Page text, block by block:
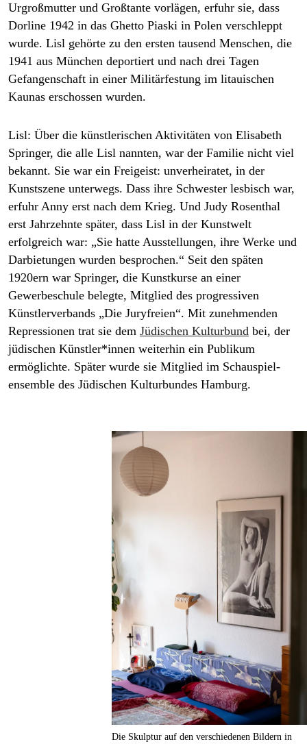
Urgroßmutter und ­Großtante vorlägen, erfuhr sie, dass
Dorline 1942 in das Ghetto Piaski in Polen verschleppt
wurde. Lisl gehörte zu den ­ersten tausend Menschen, die
1941 aus München deportiert und nach drei Tagen
Gefangenschaft in einer Militärfestung im litauischen
Kaunas erschossen wurden.
Lisl: Über die künstlerischen Aktivitäten von Elisabeth
Springer, die alle Lisl nannten, war der Familie nicht viel
bekannt. Sie war ein Freigeist: unverheiratet, in der
Kunstszene unterwegs. Dass ihre Schwester lesbisch war,
erfuhr Anny erst nach dem Krieg. Und Judy Rosenthal
erst Jahrzehnte später, dass Lisl in der Kunstwelt
erfolgreich war: „Sie hatte Ausstellungen, ihre Werke und
Darbietungen wurden besprochen.“ Seit den späten
1920ern war Springer, die Kunstkurse an einer
Gewerbeschule belegte, Mitglied des progressiven
Künstlerverbands „Die Juryfreien“. Mit zunehmenden
Repressionen trat sie dem Jüdischen Kulturbund bei, der
jüdischen Künst­le­r*in­nen weiterhin ein Publikum
ermöglichte. Später wurde sie Mitglied im Schauspiel­
ensemble des Jüdischen Kulturbundes Hamburg.
Die Skulptur auf den verschiedenen Bildern in